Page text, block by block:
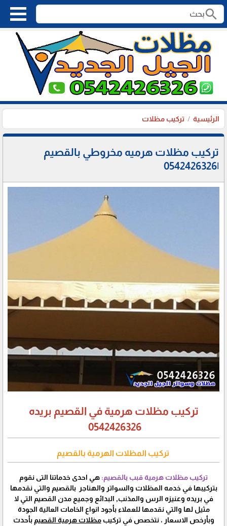
search
الرئيسية تركيب مظلات
تركيب مظلات هرميه مخروطي بالقصيم
|0542426326
تركيب مظلات هرمية في القصيم بريده
0542426326
تركيب المظلات الهرمية بالقصيم
تركيب مظلات هرمية قبب بالقصيم: هي احدى خدماتنا التى نقوم
بتركيبها في خدمه المظلات والسواتر والهناجر بالقصيم والتي نقدمها
في بريده وعنيزه الرس والمذنب, البدائع وجميع مدن القصيم التي لا
مثيل لها والتي نقدمها للعملاء بأجود انواع الخامات العالية الجودة
وبأرخص الاسعار ، نتخصص في تركيبمظلات هرمية القصيم بأحدث